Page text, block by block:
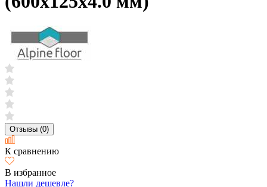
Отзывы (0)
К сравнению
В избранное
Нашли дешевле?